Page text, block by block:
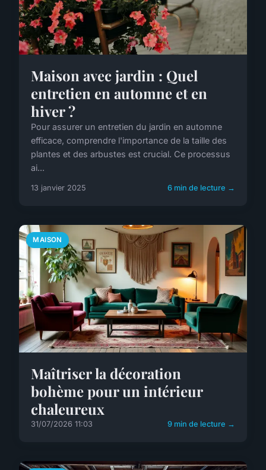
Maison avec jardin : Quel
entretien en automne et en
hiver ?
Pour assurer un entretien du jardin en automne
efficace, comprendre l'importance de la taille des
plantes et des arbustes est crucial. Ce processus
ai...
13 janvier 2025 6 min de lecture →
MAISON
Maîtriser la décoration
bohème pour un intérieur
chaleureux
31/07/2026 11:03 9 min de lecture →